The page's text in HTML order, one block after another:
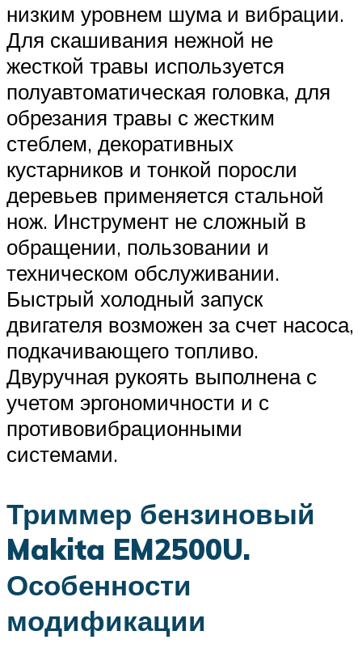
низким уровнем шума и вибрации.
Для скашивания нежной не
жесткой травы используется
полуавтоматическая головка, для
обрезания травы с жестким
стеблем, декоративных
кустарников и тонкой поросли
деревьев применяется стальной
нож. Инструмент не сложный в
обращении, пользовании и
техническом обслуживании.
Быстрый холодный запуск
двигателя возможен за счет насоса,
подкачивающего топливо.
Двуручная рукоять выполнена с
учетом эргономичности и с
противовибрационными
системами.
Триммер бензиновый
Makita EM2500U.
Особенности
модификации